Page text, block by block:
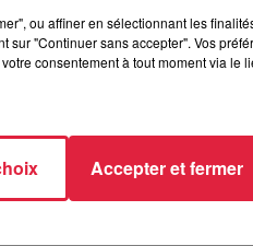
ou affiner en sélectionnant les
sur "Continuer sans accepter". Vos
consentement à tout moment via le
Accepter et fermer